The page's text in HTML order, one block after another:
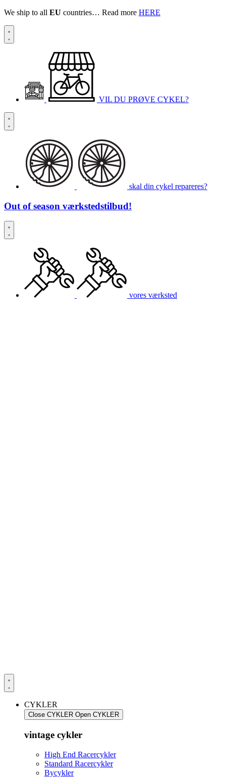
We ship to all EU countries… Read more HERE
VIL DU PRØVE CYKEL?
skal din cykel repareres?
Out of season værkstedstilbud!
vores værksted
CYKLER
Close CYKLER Open CYKLER
vintage cykler
High End Racercykler
Standard Racercykler
Bycykler